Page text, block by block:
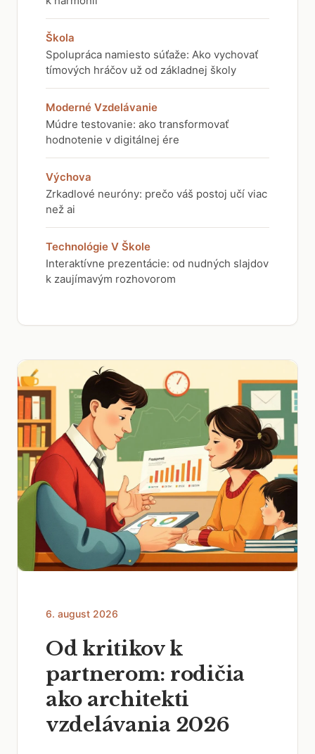
Škola
Spolupráca namiesto súťaže: Ako vychovať
tímových hráčov už od základnej školy
Moderné Vzdelávanie
Múdre testovanie: ako transformovať
hodnotenie v digitálnej ére
Výchova
Zrkadlové neuróny: prečo váš postoj učí viac
než ai
Technológie V Škole
Interaktívne prezentácie: od nudných slajdov
k zaujímavým rozhovorom
6. august 2026
Od kritikov k
partnerom: rodičia
ako architekti
vzdelávania 2026